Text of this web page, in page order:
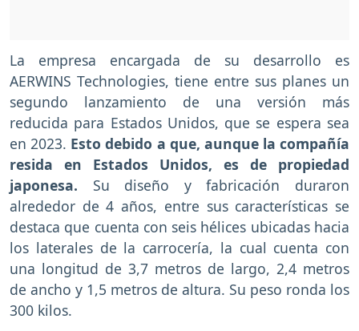
La empresa encargada de su desarrollo es
AERWINS Technologies, tiene entre sus planes un
segundo lanzamiento de una versión más
reducida para Estados Unidos, que se espera sea
en 2023. Esto debido a que, aunque la compañía
resida en Estados Unidos, es de propiedad
japonesa. Su diseño y fabricación duraron
alrededor de 4 años, entre sus características se
destaca que cuenta con seis hélices ubicadas hacia
los laterales de la carrocería, la cual cuenta con
una longitud de 3,7 metros de largo, 2,4 metros
de ancho y 1,5 metros de altura. Su peso ronda los
300 kilos.